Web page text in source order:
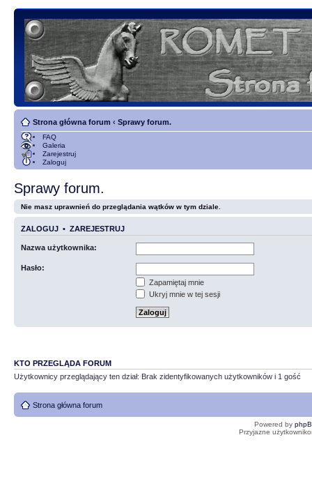
Strona główna forum ‹ Sprawy forum.
FAQ
Galeria
Zarejestruj
Zaloguj
Sprawy forum.
Nie masz uprawnień do przeglądania wątków w tym dziale.
ZALOGUJ • ZAREJESTRUJ
Nazwa użytkownika:
Hasło:
Zapamiętaj mnie
Ukryj mnie w tej sesji
KTO PRZEGLĄDA FORUM
Użytkownicy przeglądający ten dział: Brak zidentyfikowanych użytkowników i 1 gość
Strona główna forum
Powered by
Przyjazne